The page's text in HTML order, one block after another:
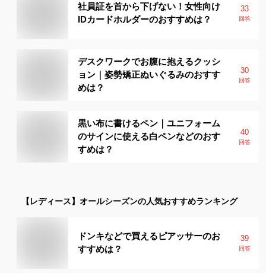
社員証を首から下げない！女性向け
IDカードホルダーのおすすめは？
33
回答
デスクワークでお腹に抱えるクッシ
ョン｜姿勢矯正ぬいぐるみのおすす
めは？
30
回答
黒い布に書けるペン｜ユニフォーム
のサインに使える白ペンなどのおす
すめは？
40
回答
【レディース】 オールシーズンの人気おすすめランキング
ドンキなどで買えるピアッサーのお
すすめは？
39
回答